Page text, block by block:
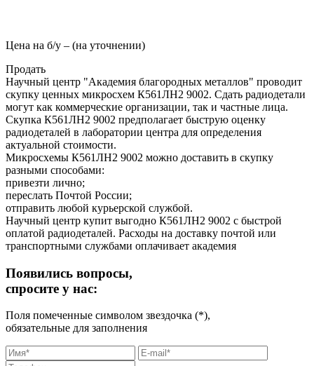
Цена на б/у – (на уточнении)
Продать
Научный центр "Академия благородных металлов" проводит
скупку ценных микросхем К561ЛН2 9002. Сдать радиодетали
могут как коммерческие организации, так и частные лица.
Скупка К561ЛН2 9002 предполагает быструю оценку
радиодеталей в лаборатории центра для определения
актуальной стоимости.
Микросхемы К561ЛН2 9002 можно доставить в скупку
разными способами:
привезти лично;
переслать Почтой России;
отправить любой курьерской службой.
Научный центр купит выгодно К561ЛН2 9002 с быстрой
оплатой радиодеталей. Расходы на доставку почтой или
транспортными службами оплачивает академия
Появились вопросы,
спросите у нас:
Поля помеченные символом звездочка (*),
обязательные для заполнения